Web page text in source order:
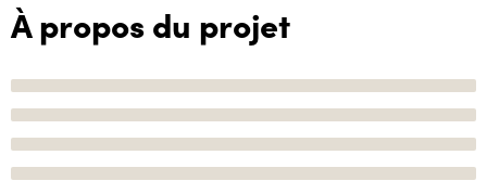
À propos du projet